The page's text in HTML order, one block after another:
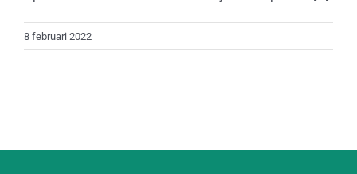
8 februari 2022